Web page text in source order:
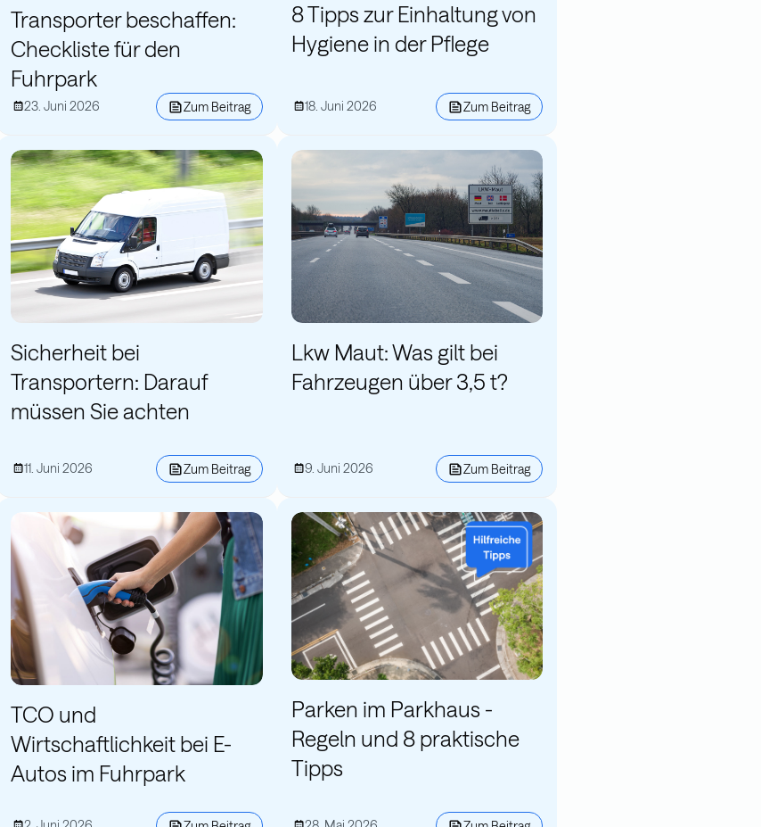
Transporter beschaffen:
Checkliste für den
Fuhrpark
23. Juni 2026 Zum Beitrag
8 Tipps zur Einhaltung von
Hygiene in der Pflege
18. Juni 2026 Zum Beitrag
Sicherheit bei
Transportern: Darauf
müssen Sie achten
11. Juni 2026 Zum Beitrag
Lkw Maut: Was gilt bei
Fahrzeugen über 3,5 t?
9. Juni 2026 Zum Beitrag
TCO und
Wirtschaftlichkeit bei E-
Autos im Fuhrpark
Parken im Parkhaus -
Regeln und 8 praktische
Tipps